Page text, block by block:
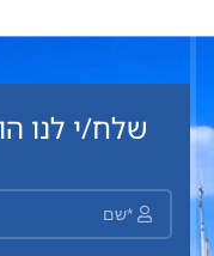
שלח/י לנו